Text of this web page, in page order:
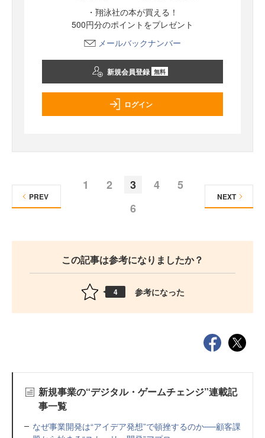
・翔泳社の本が買える！
500円分のポイントをプレゼント
メールバックナンバー
新規会員登録 無料
ログイン
1 2 3 4
5
6
PREV NEXT
この記事は参考になりましたか？
4 参考になった
新規事業の“デジタル・ゲームチェンジ”連載記
事一覧
なぜ事業開発は“アイデア発想”で頓挫するのか──顧客課